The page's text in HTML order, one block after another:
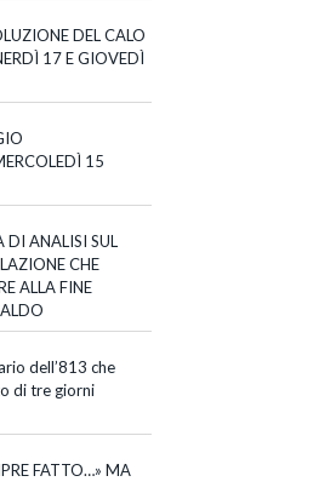
DEL CALO
17 E GIOVEDÌ
15
DI ANALISI SUL
CHE
ALLA FINE
dell’813 che
di tre giorni
FATTO…» MA